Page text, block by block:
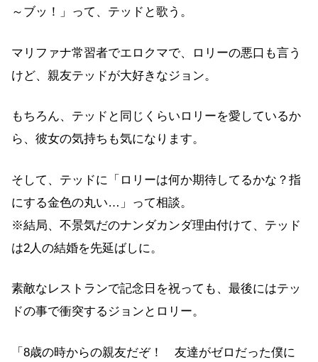
～ブッ！」って、テッドと歌う。
マリファナ常習者でエロクマで、ロリーの悪口も言う
けど、親友テッドが大好きなジョン。
もちろん、テッドと同じくらいロリーを愛しているか
ら、彼女の気持ちも気になります。
そして、テッドに「ロリーは何か期待してるかな？指
にする金色の丸い…」って相談。
※結局、不景気だのナンダカンダ理由付けて、テッド
は2人の結婚を先延ばしに。
素敵なレストランで記念日を祝っても、最後にはテッ
ドの事で衝突するジョンとロリー。
「8歳の時からの親友だぞ！ 友達がゼロだった僕に